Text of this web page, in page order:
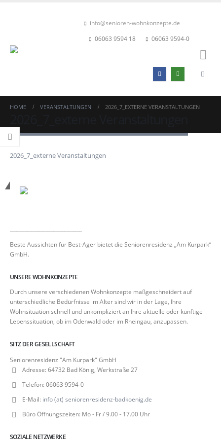
info@senioren-wohnkonzepte.de
06063 9594 18
06063 9594-0
HOME VERANSTALTUNGEN 2026_7_EXTERNE VERANSTALTUNGEN
2026_7_externe Veranstaltungen
Beste Aussichten für Best-Ager bietet die Seniorenresidenz „Am Kurpark“
GmbH.
UNSERE WOHNKONZEPTE
Durch unsere verschiedenen Wohnkonzepte maßgeschneidert auf
unterschiedliche Bedürfnisse im Alter sind wir in der Lage, Ihre
Wohnsituation schnell und unkompliziert an Ihre aktuelle oder künftige
Lebenssituation, ob im Odenwald oder im Rheingau, anzupassen.
SITZ DER GESELLSCHAFT
Seniorenresidenz "Am Kurpark" GmbH
Adresse:64732 Bad König, Werkstraße 27
Telefon:06063 9594-0
E-Mail: info (at) seniorenresidenz-badkoenig.de
Büro Öffnungszeiten: Mo - Fr / 9.00 - 17.00 Uhr
SOZIALE NETZWERKE